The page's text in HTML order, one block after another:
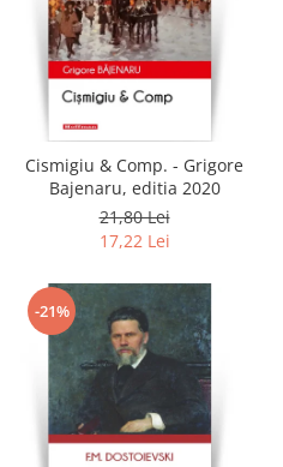
Publicistica / Reportaje / Interviuri
Stiinte umaniste
Istorie
Sociologie si filozofie
Cismigiu & Comp. - Grigore
Bajenaru, editia 2020
21,80 Lei
17,22 Lei
-21%